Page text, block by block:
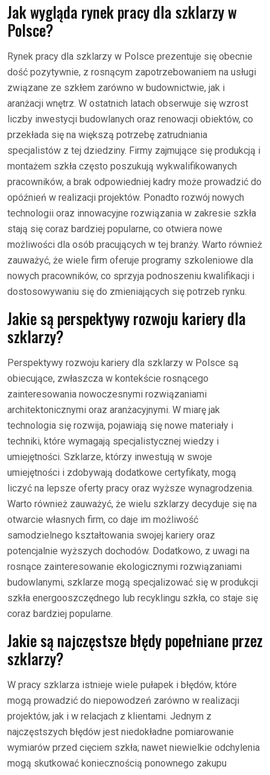
Jak wygląda rynek pracy dla szklarzy w
Polsce?
Rynek pracy dla szklarzy w Polsce prezentuje się obecnie
dość pozytywnie, z rosnącym zapotrzebowaniem na usługi
związane ze szkłem zarówno w budownictwie, jak i
aranżacji wnętrz. W ostatnich latach obserwuje się wzrost
liczby inwestycji budowlanych oraz renowacji obiektów, co
przekłada się na większą potrzebę zatrudniania
specjalistów z tej dziedziny. Firmy zajmujące się produkcją i
montażem szkła często poszukują wykwalifikowanych
pracowników, a brak odpowiedniej kadry może prowadzić do
opóźnień w realizacji projektów. Ponadto rozwój nowych
technologii oraz innowacyjne rozwiązania w zakresie szkła
stają się coraz bardziej popularne, co otwiera nowe
możliwości dla osób pracujących w tej branży. Warto również
zauważyć, że wiele firm oferuje programy szkoleniowe dla
nowych pracowników, co sprzyja podnoszeniu kwalifikacji i
dostosowywaniu się do zmieniających się potrzeb rynku.
Jakie są perspektywy rozwoju kariery dla
szklarzy?
Perspektywy rozwoju kariery dla szklarzy w Polsce są
obiecujące, zwłaszcza w kontekście rosnącego
zainteresowania nowoczesnymi rozwiązaniami
architektonicznymi oraz aranżacyjnymi. W miarę jak
technologia się rozwija, pojawiają się nowe materiały i
techniki, które wymagają specjalistycznej wiedzy i
umiejętności. Szklarze, którzy inwestują w swoje
umiejętności i zdobywają dodatkowe certyfikaty, mogą
liczyć na lepsze oferty pracy oraz wyższe wynagrodzenia.
Warto również zauważyć, że wielu szklarzy decyduje się na
otwarcie własnych firm, co daje im możliwość
samodzielnego kształtowania swojej kariery oraz
potencjalnie wyższych dochodów. Dodatkowo, z uwagi na
rosnące zainteresowanie ekologicznymi rozwiązaniami
budowlanymi, szklarze mogą specjalizować się w produkcji
szkła energooszczędnego lub recyklingu szkła, co staje się
coraz bardziej popularne.
Jakie są najczęstsze błędy popełniane przez
szklarzy?
W pracy szklarza istnieje wiele pułapek i błędów, które
mogą prowadzić do niepowodzeń zarówno w realizacji
projektów, jak i w relacjach z klientami. Jednym z
najczęstszych błędów jest niedokładne pomiarowanie
wymiarów przed cięciem szkła; nawet niewielkie odchylenia
mogą skutkować koniecznością ponownego zakupu